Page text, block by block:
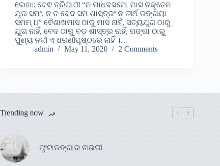
ଲେଖା: ଦେଵ ତ୍ରିପାଠୀ “ନ ମାଧବସମୋ ମାସ ନକୃତେନ
ଯୁଗ ସମଂ, ନ ଚ ବେଦ ସମ ଶାସ୍ତ୍ରଂ ନ ତୀର୍ଥ ଗଙ୍ଗୟା
ସମମ୍ II” ବୈଶାଖମାସ ଠାରୁ ମାସ ନାହିଁ, ସତ୍ୟଯୁଗ ଠାରୁ
ଯୁଗ ନାହିଁ, ବେଦ ଠାରୁ ବଡ଼ ଶାସ୍ତ୍ର ନାହିଁ, ଗଙ୍ଗା ଠାରୁ
ପୁଣ୍ୟ ନଦୀ ଏ ଧରଣୀପୃଷ୍ଠରେ ନାହିଁ ।…
admin
May 11, 2020 2 Comments
Trending now
ଫୁଟାଡଙ୍ଗାର ନାଉରୀ